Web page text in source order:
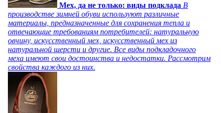
Мех, да не только: виды подклада В
производстве зимней обуви используют различные
материалы, предназначенные для сохранения тепла и
отвечающие требованиям потребителей: натуральную
овчину, искусственный мех, искусственный мех из
натуральной шерсти и другие. Все виды подкладочного
меха имеют свои достоинства и недостатки. Рассмотрим
свойства каждого из них.